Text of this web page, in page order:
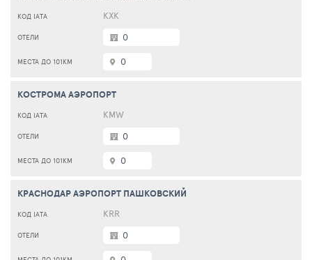
KXK
0
0
КОСТРОМА АЭРОПОРТ
KMW
0
0
КРАСНОДАР АЭРОПОРТ ПАШКОВСКИЙ
KRR
0